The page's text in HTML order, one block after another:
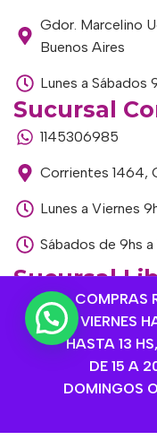
COMPRAS
VIERNES
HASTA 13
DE 15 A
DOMINGOS
Gdor. Marcelino
Buenos Aires
Lunes a Sábados
Sucursal
1145306985
Corrientes 1464,
Lunes a Viernes
Sábados de 9hs a
Sucursal
1168893524
Av. del Libertador
Buenos Aires
Lunes a Viernes
Sábados de 9hs a